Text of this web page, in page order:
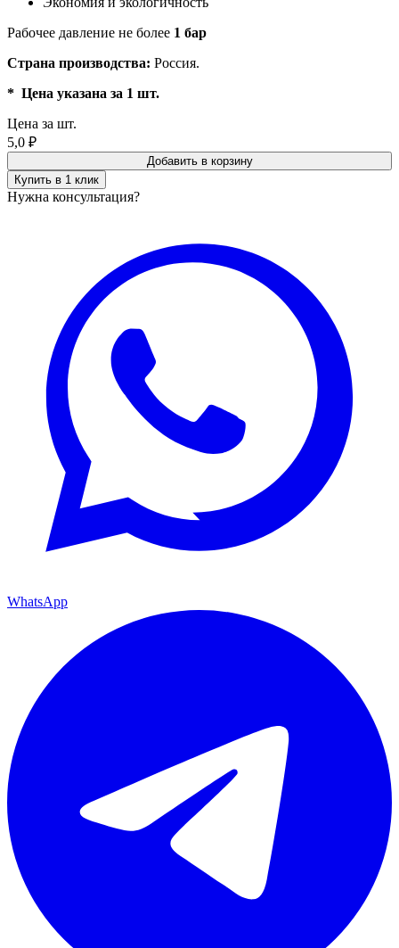
Рабочее давление не более 1 бар
Страна производства: Россия.
* Цена указана за 1 шт.
Цена за шт.
5,0 ₽
Добавить в корзину
Купить в 1 клик
Нужна консультация?
WhatsApp